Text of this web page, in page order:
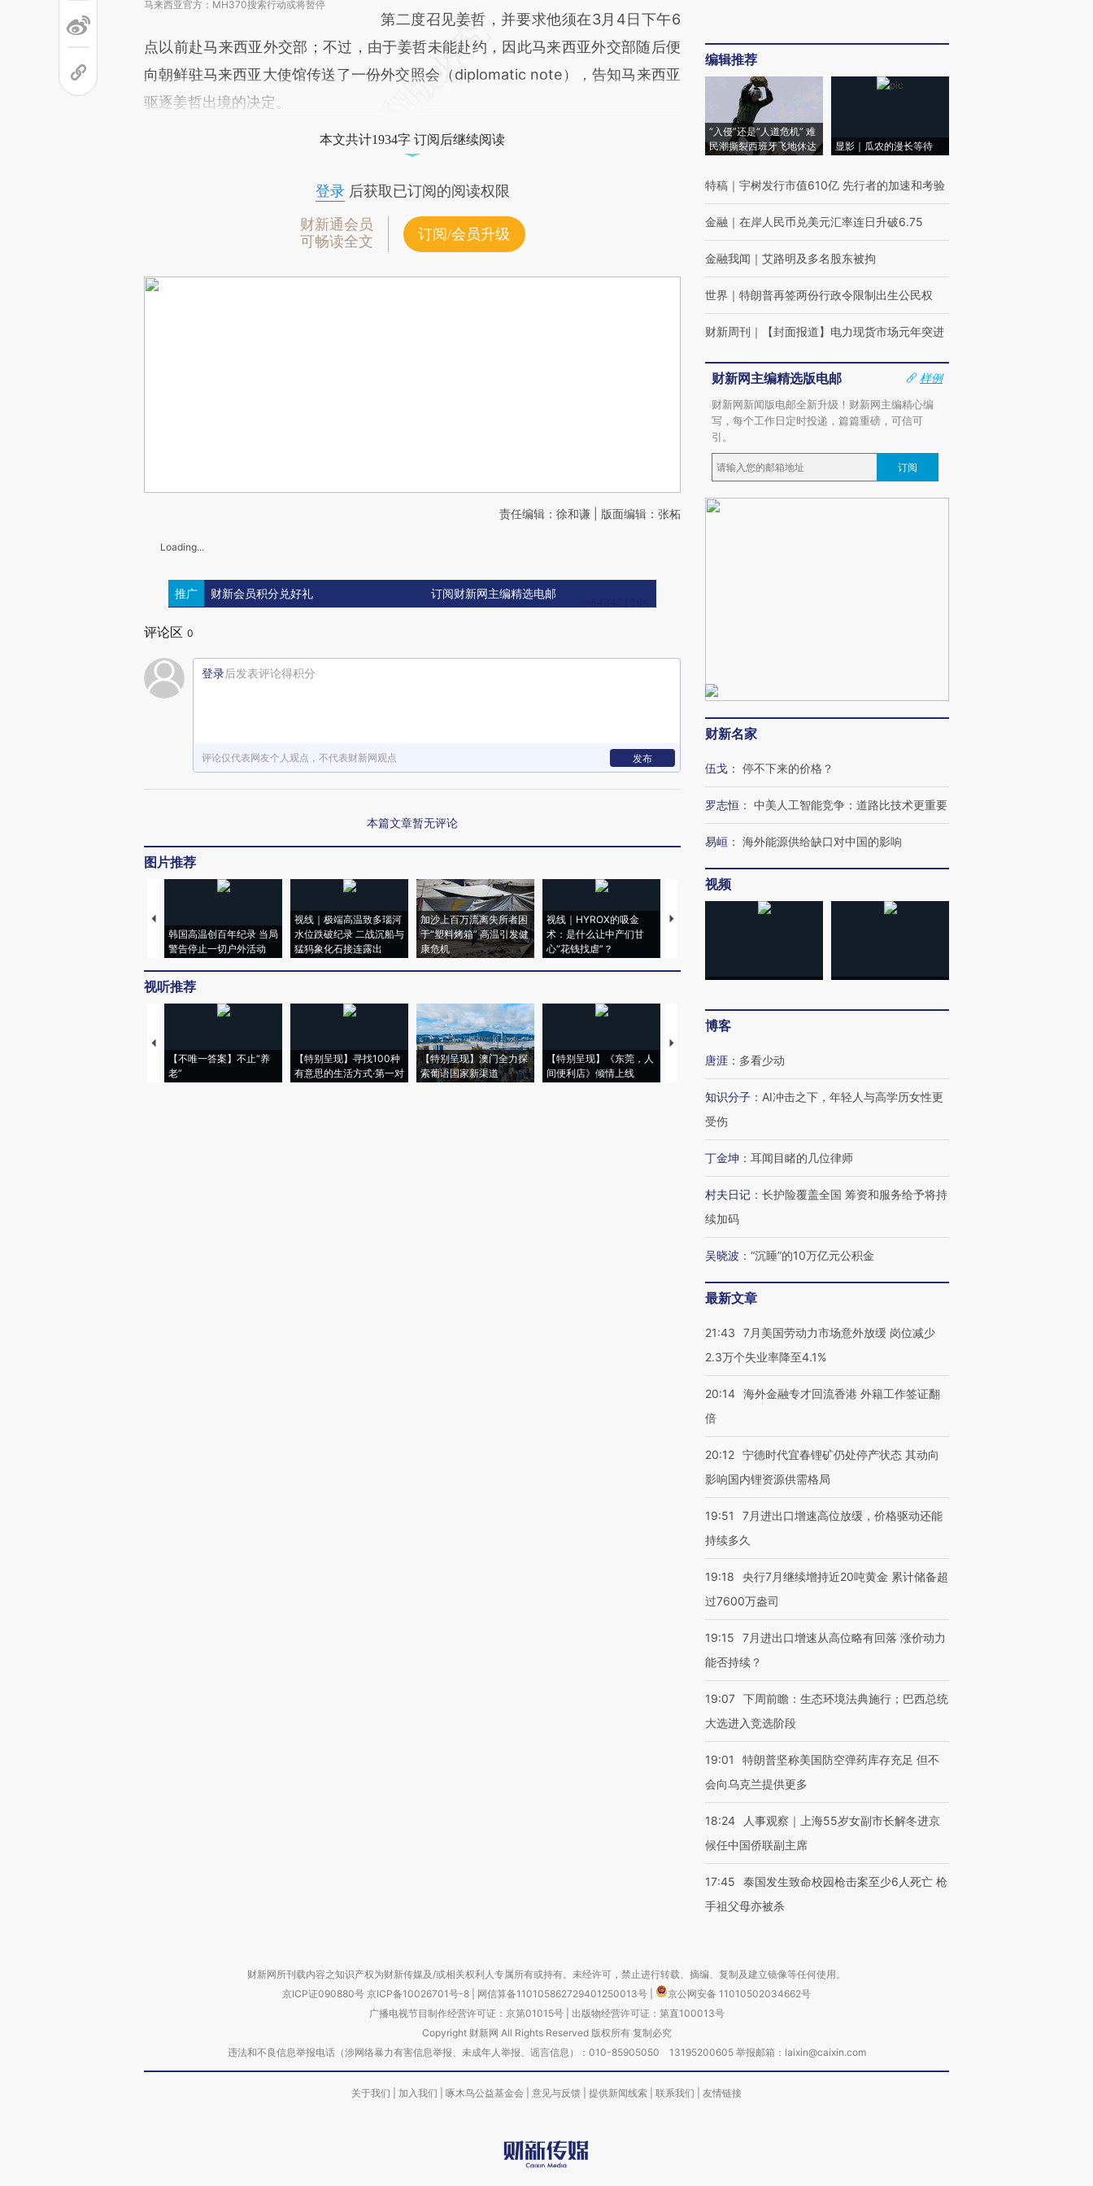
马来西亚官方：MH370搜索行动或将暂停
第二度召见姜哲，并要求他须在3月4日下午6
点以前赴马来西亚外交部；不过，由于姜哲未能赴约，因此马来西亚外交部随后便
向朝鲜驻马来西亚大使馆传送了一份外交照会（diplomatic note），告知马来西亚
驱逐姜哲出境的决定。
本文共计1934字 订阅后继续阅读
登录后获取已订阅的阅读权限
财新通会员
可畅读全文
订阅/会员升级
责任编辑：徐和谦 | 版面编辑：张柘
Loading...
推广 财新会员积分兑好礼 订阅财新网主编精选电邮
评论区 0
登录后发表评论得积分
评论仅代表网友个人观点，不代表财新网观点 发布
本篇文章暂无评论
图片推荐
韩国高温创百年纪录 当局
警告停止一切户外活动
视线｜极端高温致多瑙河
水位跌破纪录 二战沉船与
猛犸象化石接连露出
加沙上百万流离失所者困
于“塑料烤箱” 高温引发健
康危机
视线｜HYROX的吸金
术：是什么让中产们甘
心“花钱找虐”？
马航飞行员跨国走私7万
视听推荐
【不唯一答案】不止“养
老”
【特别呈现】寻找100种
有意思的生活方式·第一对
【特别呈现】澳门全力探
索葡语国家新渠道
【特别呈现】《东莞，人
间便利店》倾情上线
【推广】走进第四届链博
会，让数智科技“链”接产
编辑推荐
“入侵”还是“人道危机” 难
民潮撕裂西班牙飞地休达
显影｜瓜农的漫长等待
特稿 ｜ 宇树发行市值610亿 先行者的加速和考验
金融 ｜ 在岸人民币兑美元汇率连日升破6.75
金融我闻 ｜ 艾路明及多名股东被拘
世界 ｜ 特朗普再签两份行政令限制出生公民权
财新周刊 ｜ 【封面报道】电力现货市场元年突进
财新网主编精选版电邮
样例
财新网新闻版电邮全新升级！财新网主编精心编
写，每个工作日定时投递，篇篇重磅，可信可
引。
订阅
财新名家
伍戈 ： 停不下来的价格？
罗志恒 ： 中美人工智能竞争：道路比技术更重要
易峘 ： 海外能源供给缺口对中国的影响
视频
博客
唐涯 ： 多看少动
知识分子 ： AI冲击之下，年轻人与高学历女性更
受伤
丁金坤 ： 耳闻目睹的几位律师
村夫日记 ： 长护险覆盖全国 筹资和服务给予将持
续加码
吴晓波 ： “沉睡”的10万亿元公积金
最新文章
21:43
7月美国劳动力市场意外放缓 岗位减少
2.3万个失业率降至4.1%
20:14 海外金融专才回流香港 外籍工作签证翻
倍
20:12 宁德时代宜春锂矿仍处停产状态 其动向
影响国内锂资源供需格局
19:51
7月进出口增速高位放缓，价格驱动还能
持续多久
19:18
央行7月继续增持近20吨黄金 累计储备超
过7600万盎司
19:15
7月进出口增速从高位略有回落 涨价动力
能否持续？
19:07 下周前瞻：生态环境法典施行；巴西总统
大选进入竞选阶段
19:01
特朗普坚称美国防空弹药库存充足 但不
会向乌克兰提供更多
18:24
人事观察｜上海55岁女副市长解冬进京
候任中国侨联副主席
17:45
泰国发生致命校园枪击案至少6人死亡 枪
手祖父母亦被杀
财新网所刊载内容之知识产权为财新传媒及/或相关权利人专属所有或持有。未经许可，禁止进行转载、摘编、复制及建立镜像等任何使用。
京ICP证090880号 京ICP备10026701号-8 网信算备110105862729401250013号
京公网安备 11010502034662号
广播电视节目制作经营许可证：京第01015号| 出版物经营许可证：第直100013号
Copyright 财新网 All Rights Reserved 版权所有 复制必究
违法和不良信息举报电话（涉网络暴力有害信息举报、未成年人举报、谣言信息）：010-85905050 13195200605 举报邮箱：laixin@caixin.com
关于我们 加入我们 啄木鸟公益基金会 意见与反馈 提供新闻线索 联系我们 友情链接